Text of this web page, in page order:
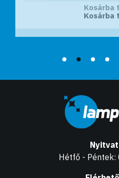
Kosárba
Kosárba
Hétfő -